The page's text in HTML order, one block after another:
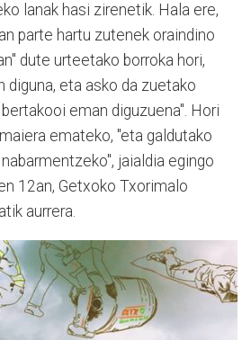
lanak hasi zirenetik. Hala ere,
parte hartu zutenek oraindino
dute urteetako borroka hori,
diguna, eta asko da zuetako
eman diguzuena". Hori
emateko, "eta galdutako
jaialdia egingo
12an, Getxoko Txorimalo
aurrera.